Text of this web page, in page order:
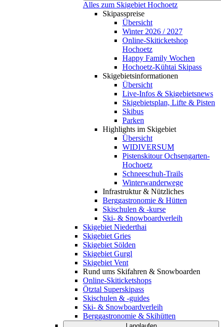
Alles zum Skigebiet Hochoetz
Skipasspreise
Übersicht
Winter 2026 / 2027
Online-Skiticketshop
Hochoetz
Happy Family Wochen
Hochoetz-Kühtai Skipass
Skigebietsinformationen
Übersicht
Live-Infos & Skigebietsnews
Skigebietsplan, Lifte & Pisten
Skibus
Parken
Highlights im Skigebiet
Übersicht
WIDIVERSUM
Pistenskitour Ochsengarten-
Hochoetz
Schneeschuh-Trails
Winterwanderwege
Infrastruktur & Nützliches
Berggastronomie & Hütten
Skischulen & -kurse
Ski- & Snowboardverleih
Skigebiet Niederthai
Skigebiet Gries
Skigebiet Sölden
Skigebiet Gurgl
Skigebiet Vent
Rund ums Skifahren & Snowboarden
Online-Skiticketshops
Ötztal Superskipass
Skischulen & -guides
Ski- & Snowboardverleih
Berggastronomie & Skihütten